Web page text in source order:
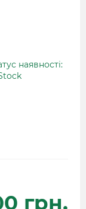
наявності:
грн.